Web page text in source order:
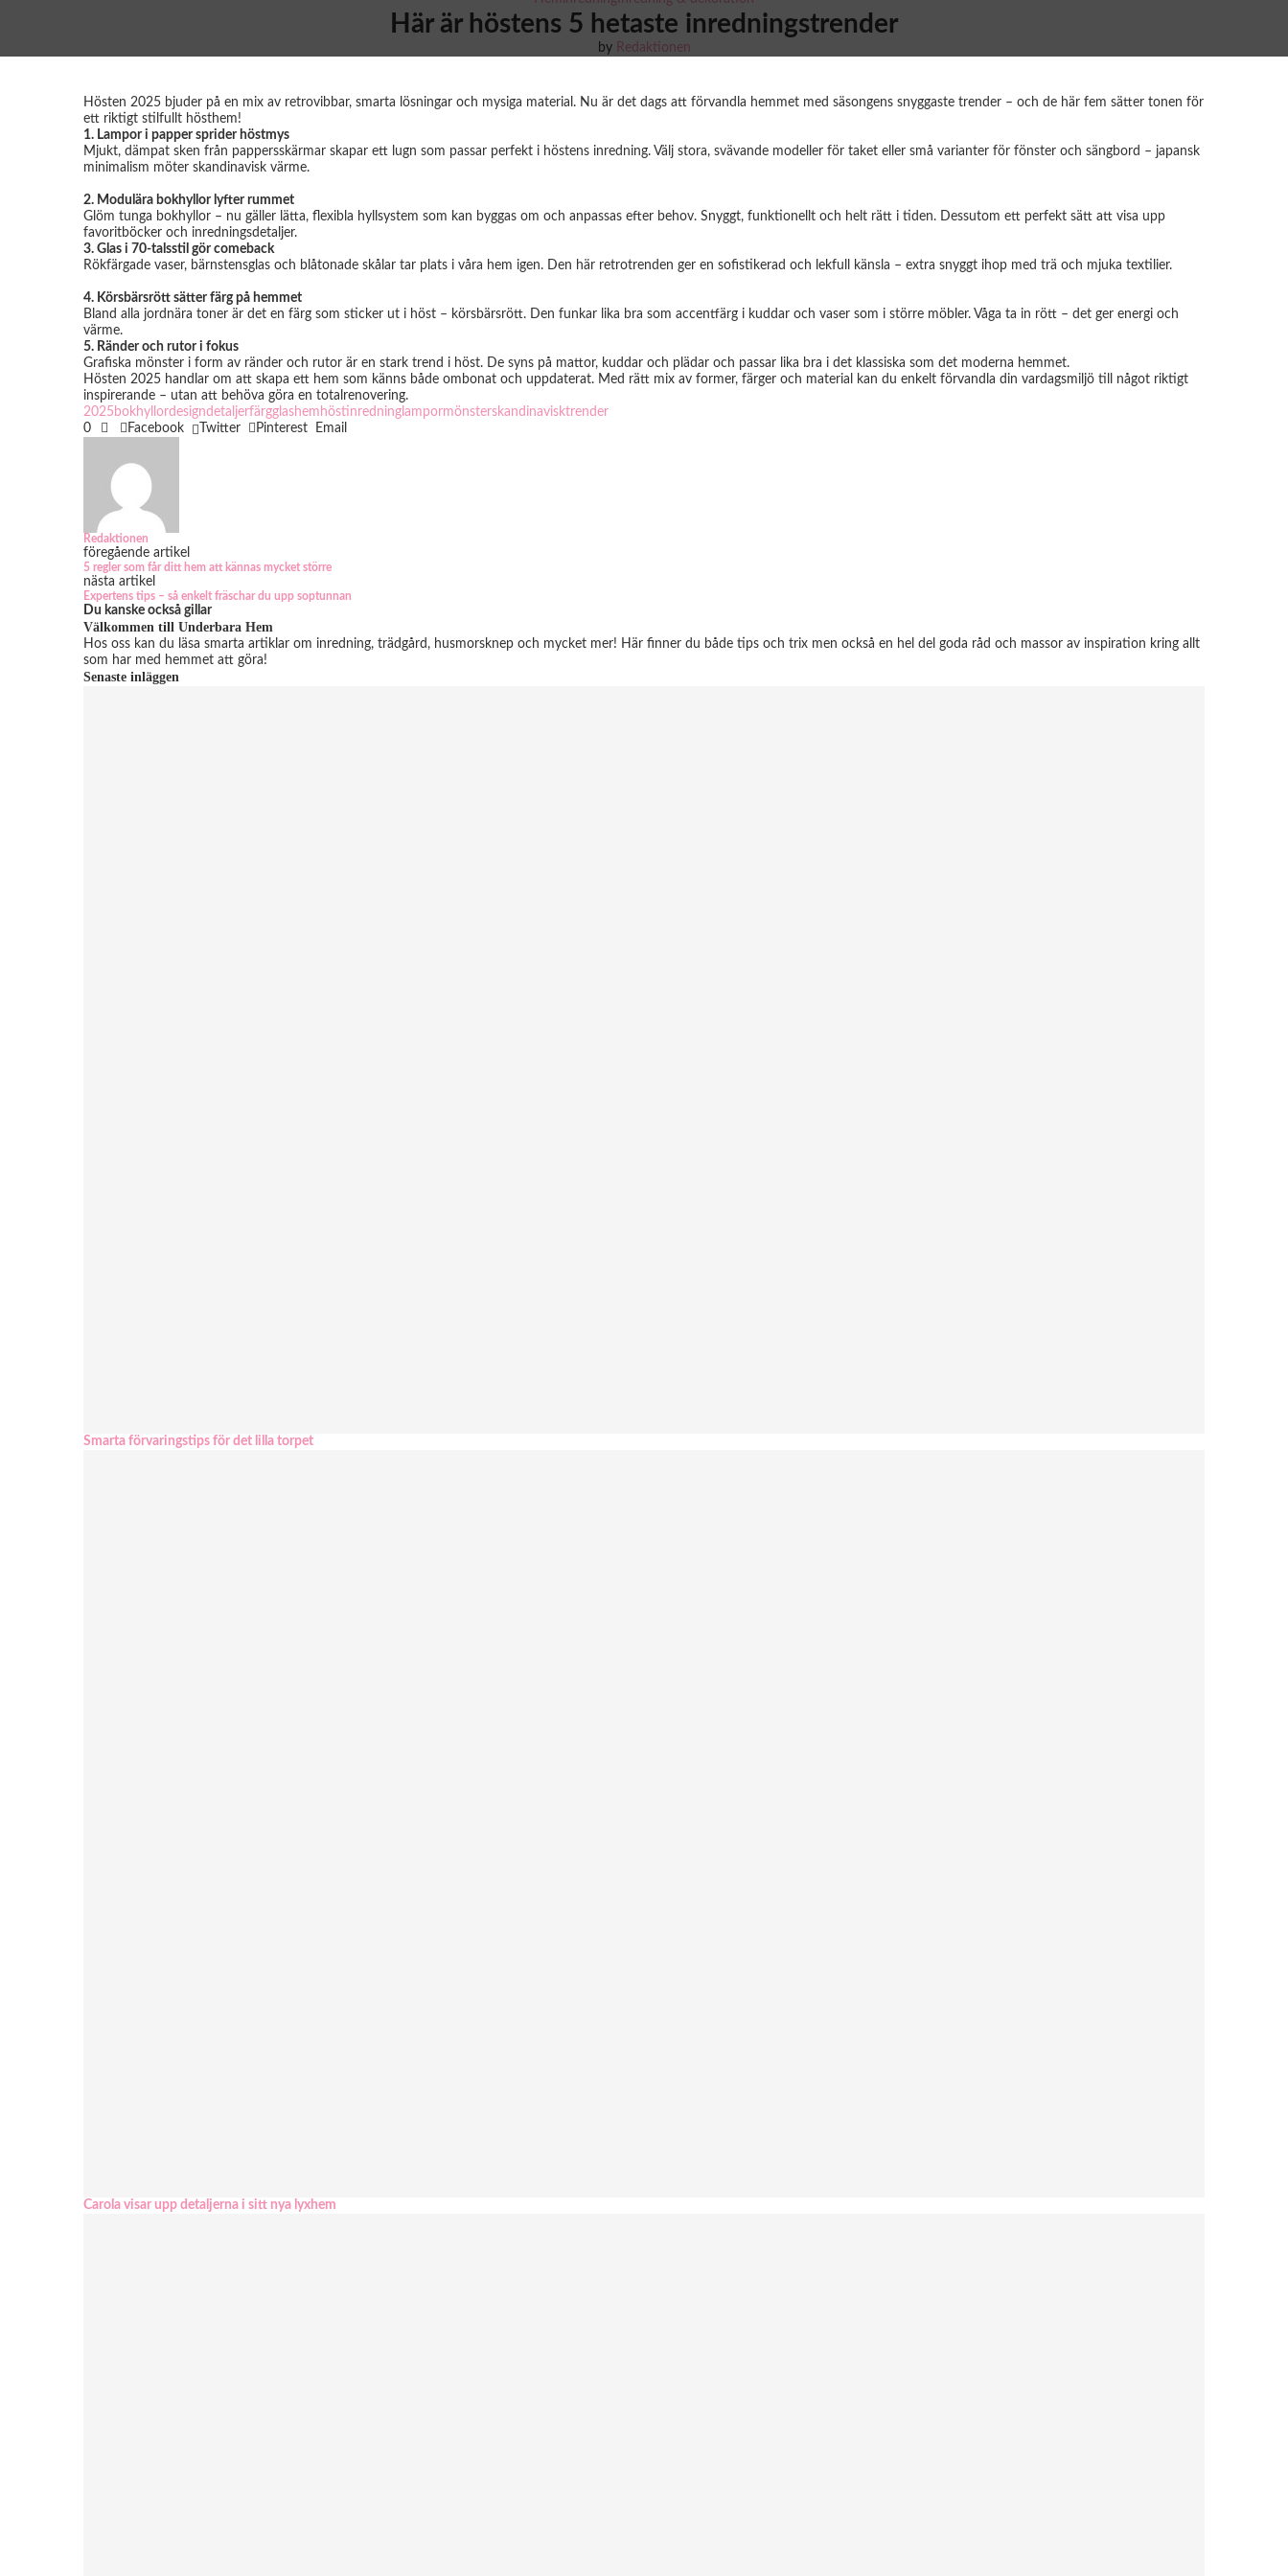
Här är höstens 5 hetaste inredningstrender
by Redaktionen
Hösten 2025 bjuder på en mix av retrovibbar, smarta lösningar och mysiga material. Nu är det dags att förvandla hemmet med säsongens snyggaste trender – och de här fem sätter tonen för
ett riktigt stilfullt hösthem!
1. Lampor i papper sprider höstmys
Mjukt, dämpat sken från pappersskärmar skapar ett lugn som passar perfekt i höstens inredning. Välj stora, svävande modeller för taket eller små varianter för fönster och sängbord – japansk
minimalism möter skandinavisk värme.
2. Modulära bokhyllor lyfter rummet
Glöm tunga bokhyllor – nu gäller lätta, flexibla hyllsystem som kan byggas om och anpassas efter behov. Snyggt, funktionellt och helt rätt i tiden. Dessutom ett perfekt sätt att visa upp
favoritböcker och inredningsdetaljer.
3. Glas i 70-talsstil gör comeback
Rökfärgade vaser, bärnstensglas och blåtonade skålar tar plats i våra hem igen. Den här retrotrenden ger en sofistikerad och lekfull känsla – extra snyggt ihop med trä och mjuka textilier.
4. Körsbärsrött sätter färg på hemmet
Bland alla jordnära toner är det en färg som sticker ut i höst – körsbärsrött. Den funkar lika bra som accentfärg i kuddar och vaser som i större möbler. Våga ta in rött – det ger energi och
värme.
5. Ränder och rutor i fokus
Grafiska mönster i form av ränder och rutor är en stark trend i höst. De syns på mattor, kuddar och plädar och passar lika bra i det klassiska som det moderna hemmet.
Hösten 2025 handlar om att skapa ett hem som känns både ombonat och uppdaterat. Med rätt mix av former, färger och material kan du enkelt förvandla din vardagsmiljö till något riktigt
inspirerande – utan att behöva göra en totalrenovering.
2025 bokhyllordesigndetaljerfärgglashem höstinredning lampormönsterskandinavisktrender
0
Facebook Twitter Pinterest Email
Redaktionen
föregående artikel
5 regler som får ditt hem att kännas mycket större
nästa artikel
Expertens tips – så enkelt fräschar du upp soptunnan
Du kanske också gillar
Välkommen till Underbara Hem
Hos oss kan du läsa smarta artiklar om inredning, trädgård, husmorsknep och mycket mer! Här finner du både tips och trix men också en hel del goda råd och massor av inspiration kring allt
som har med hemmet att göra!
Senaste inläggen
Smarta förvaringstips för det lilla torpet
Carola visar upp detaljerna i sitt nya lyxhem